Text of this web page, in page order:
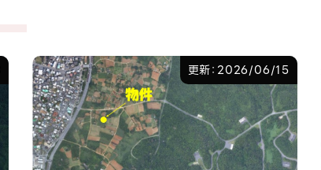
更新：2026/06/15